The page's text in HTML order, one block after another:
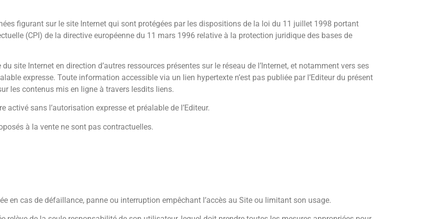
figurant sur le site Internet qui sont protégées par les dispositions de la loi du 11 juillet 1998 portant
(CPI) de la directive européenne du 11 mars 1996 relative à la protection juridique des bases de
site Internet en direction d’autres ressources présentes sur le réseau de l’Internet, et notamment vers ses
expresse. Toute information accessible via un lien hypertexte n’est pas publiée par l’Editeur du présent
les contenus mis en ligne à travers lesdits liens.
sans l’autorisation expresse et préalable de l’Editeur.
à la vente ne sont pas contractuelles.
en cas de défaillance, panne ou interruption empêchant l’accès au Site ou limitant son usage.